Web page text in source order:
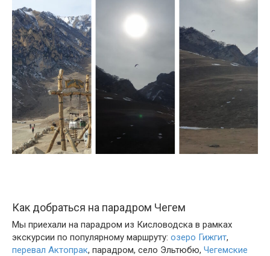
Как добраться на парадром Чегем
Мы приехали на парадром из Кисловодска в рамках
экскурсии по популярному маршруту: озеро Гижгит,
перевал Актопрак, парадром, село Эльтюбю, Чегемские